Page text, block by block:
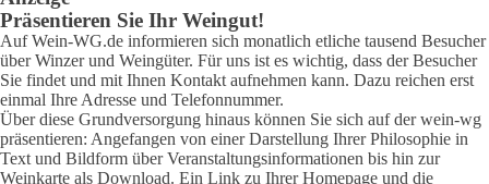
Präsentieren Sie Ihr Weingut!
Auf Wein-WG.de informieren sich monatlich etliche tausend Besucher
über Winzer und Weingüter. Für uns ist es wichtig, dass der Besucher
Sie findet und mit Ihnen Kontakt aufnehmen kann. Dazu reichen erst
einmal Ihre Adresse und Telefonnummer.
Über diese Grundversorgung hinaus können Sie sich auf der wein-wg
präsentieren: Angefangen von einer Darstellung Ihrer Philosophie in
Text und Bildform über Veranstaltungsinformationen bis hin zur
Weinkarte als Download. Ein Link zu Ihrer Homepage und die